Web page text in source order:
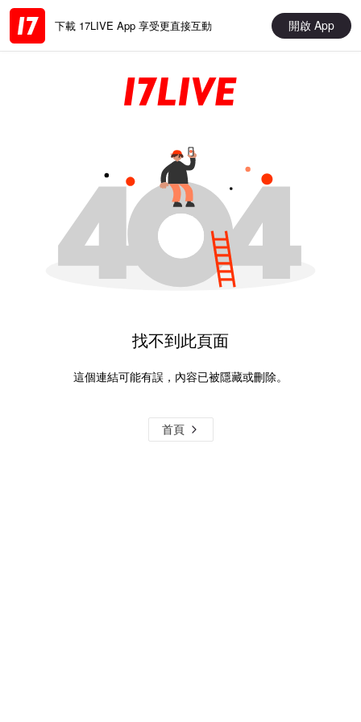
下載 17LIVE App 享受更直接互動 開啟 App
找不到此頁面
這個連結可能有誤，內容已被隱藏或刪除。
首頁